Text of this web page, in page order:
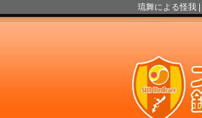
琉舞による怪我 |